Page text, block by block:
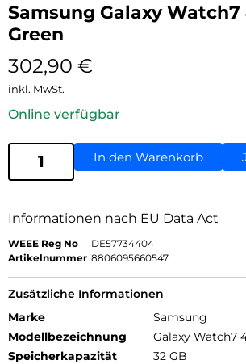
Samsung Galaxy
Green
302,90 €
inkl. MwSt.
Online verfügbar
In den Warenkorb
Informationen nach EU Data Act
WEEE Reg No
DE57734404
Artikelnummer 8806095660547
Zusätzliche Informationen
Marke
Samsung
Modellbezeichnung
Galaxy Watch7
Speicherkapazität
32 GB